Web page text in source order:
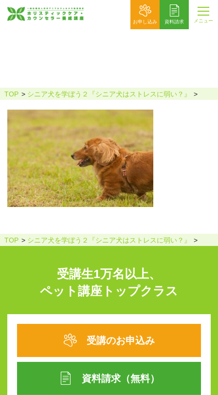
お申し込み 資料請求 メニュー
TOP シニア犬を学ぼう２『シニア犬はストレスに弱い？』
TOP シニア犬を学ぼう２『シニア犬はストレスに弱い？』
受講生1万名以上、
ペット講座トップクラス
受講のお申込み
資料請求（無料）